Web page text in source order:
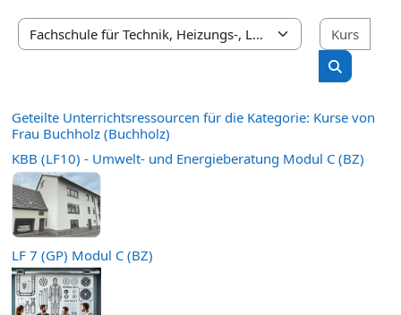
Kursbereiche
Kurse
Geteilte Unterrichtsressourcen für die Kategorie: Kurse von
Frau Buchholz (Buchholz)
KBB (LF10) - Umwelt- und Energieberatung Modul C (BZ)
LF 7 (GP) Modul C (BZ)